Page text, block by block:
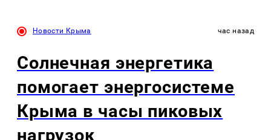
Новости Крыма час назад
Солнечная энергетика
помогает энергосистеме
Крыма в часы пиковых
нагрузок